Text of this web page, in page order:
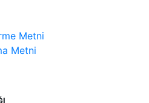
Metni
Metni